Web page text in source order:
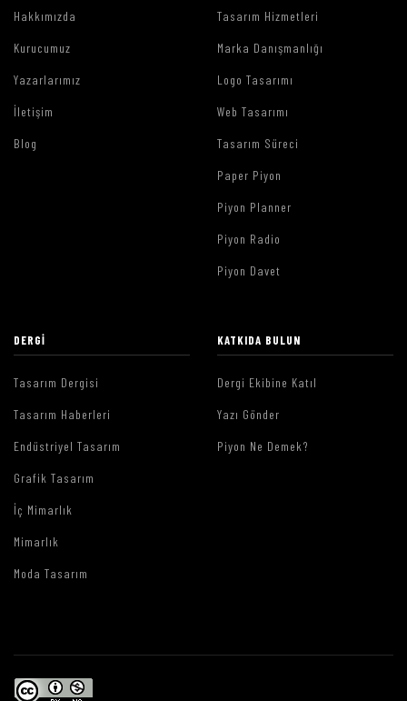
Hakkımızda
Kurucumuz
Yazarlarımız
İletişim
Blog
Tasarım Hizmetleri
Marka Danışmanlığı
Logo Tasarımı
Web Tasarımı
Tasarım Süreci
Paper Piyon
Piyon Planner
Piyon Radio
Piyon Davet
DERGI
Tasarım Dergisi
Tasarım Haberleri
Endüstriyel Tasarım
Grafik Tasarım
İç Mimarlık
Mimarlık
Moda Tasarım
KATKIDA BULUN
Dergi Ekibine Katıl
Yazı Gönder
Piyon Ne Demek?